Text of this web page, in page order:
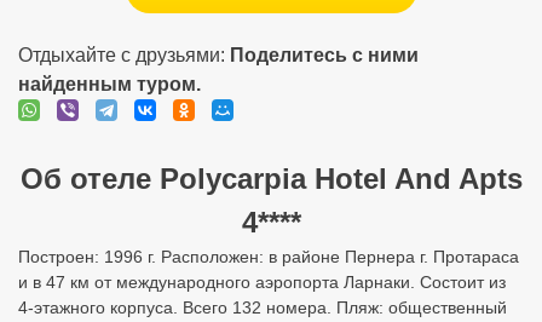
Отдыхайте с друзьями: Поделитесь с ними
найденным туром.
Об отеле Polycarpia Hotel And Apts
4****
Построен: 1996 г. Расположен: в районе Пернера г. Протараса
и в 47 км от международного аэропорта Ларнаки. Состоит из
4-этажного корпуса. Всего 132 номера. Пляж: общественный